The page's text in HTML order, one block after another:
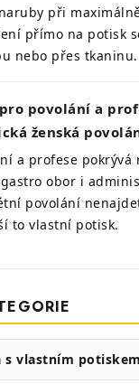
při
přímo na potisk
nebo přes tkaninu.
povolání a
ženská
a profese
obor i
povolání
to vlastní potisk.
s vlastním potiskem